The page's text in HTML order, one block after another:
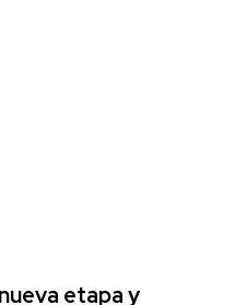
etapa y